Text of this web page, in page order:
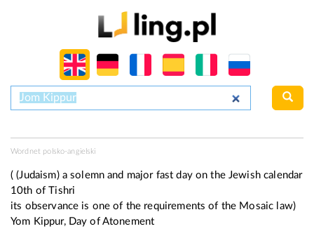
Wordnet polsko-angielski
( (Judaism) a solemn and major fast day on the Jewish calendar
10th of Tishri
its observance is one of the requirements of the Mosaic law)
Yom Kippur, Day of Atonement